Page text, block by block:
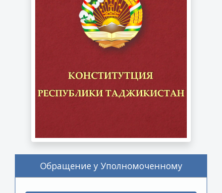
Обращение у Уполномоченному